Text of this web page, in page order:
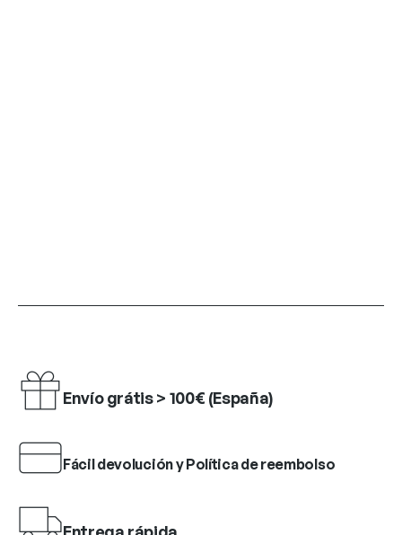
Envío grátis > 100€ (España)
Fácil devolución y Política de reembolso
Entrega rápida